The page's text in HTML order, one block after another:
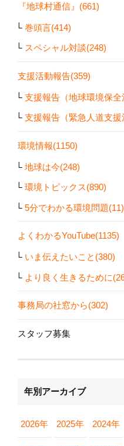
『地球村通信』(661)
巻頭言(414)
スペシャル対談(248)
支援活動報告(359)
支援報告（地球環境保全
支援報告（緊急人道支援
環境情報(1150)
地球は今(248)
環境トピックス(890)
5分でわかる環境問題(11)
よくわかるYouTube(1135)
いま伝えたいこと(380)
より良く生きるために
事務局の社窓から(302)
スタッフ募集
年別アーカイブ
2026年 2025年 2024年